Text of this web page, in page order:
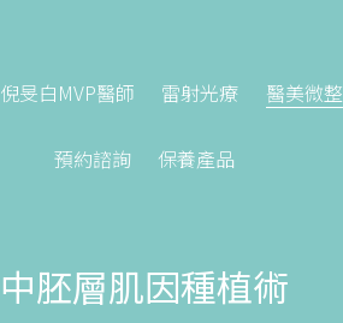
倪旻白MVP醫師 雷射光療 醫美微整
預約諮詢 保養產品
中胚層肌因種植術